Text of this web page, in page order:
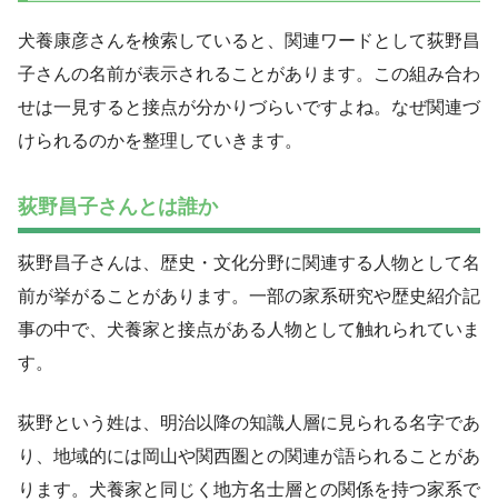
犬養康彦さんを検索していると、関連ワードとして荻野昌
子さんの名前が表示されることがあります。この組み合わ
せは一見すると接点が分かりづらいですよね。なぜ関連づ
けられるのかを整理していきます。
荻野昌子さんとは誰か
荻野昌子さんは、歴史・文化分野に関連する人物として名
前が挙がることがあります。一部の家系研究や歴史紹介記
事の中で、犬養家と接点がある人物として触れられていま
す。
荻野という姓は、明治以降の知識人層に見られる名字であ
り、地域的には岡山や関西圏との関連が語られることがあ
ります。犬養家と同じく地方名士層との関係を持つ家系で